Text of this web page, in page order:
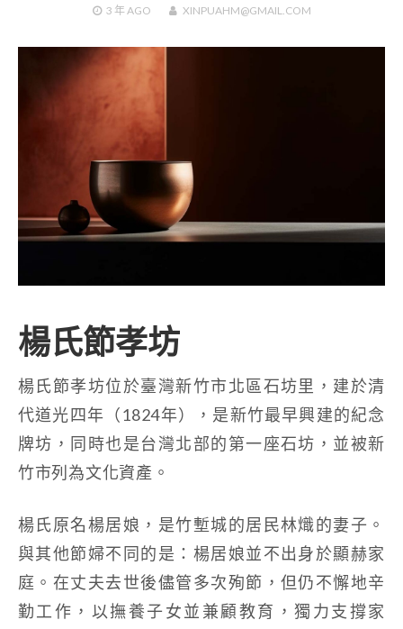
3 年AGO XINPUAHM@GMAIL.COM
楊氏節孝坊
楊氏節孝坊位於臺灣新竹市北區石坊里，建於清
代道光四年（1824年），是新竹最早興建的紀念
牌坊，同時也是台灣北部的第一座石坊，並被新
竹市列為文化資產。
楊氏原名楊居娘，是竹塹城的居民林熾的妻子。
與其他節婦不同的是：楊居娘並不出身於顯赫家
庭。在丈夫去世後儘管多次殉節，但仍不懈地辛
勤工作，以撫養子女並兼顧教育，獨力支撐家